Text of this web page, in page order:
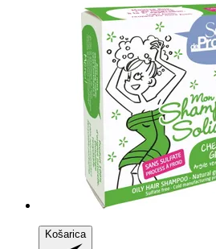
Košarica